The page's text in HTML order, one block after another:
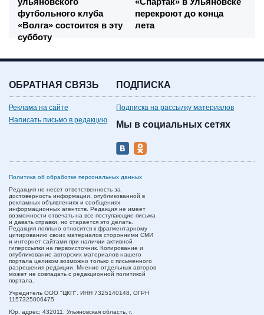
футбольного клуба
«Волга» состоится в эту
субботу
перекроют до конца
лета
ОБРАТНАЯ СВЯЗЬ
Реклама на сайте
Написать письмо в редакцию
ПОДПИСКА
Подписка на рассылку материалов
Мы в социальных сетях
Политика об обработке персональных данных
Редакция не несет ответственность за
достоверность информации, опубликованной в
рекламных объявлениях и сообщениях
информационных агентств. Редакция не имеет
возможности отвечать на все поступающие письма
и давать справки, но старается это делать.
Редакция лояльно относится к фрагментарному
цитированию своих материалов сторонними СМИ
и интернет-сайтами при наличии активной
гиперссылки на первоисточник. Копирование и
опубликование авторских материалов нашего
портала целиком возможно только с письменного
разрешения редакции. Мнение отдельных авторов
может не совпадать с редакционной политикой
портала.
Учредитель ООО "ЦКП". ИНН 7325140148, ОГРН
1157325006475
Юр. адрес: 432011, Ульяновская область, г.